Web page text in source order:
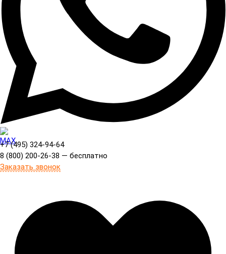
+7 (495) 324-94-64
8 (800) 200-26-38 — бесплатно
Заказать звонок